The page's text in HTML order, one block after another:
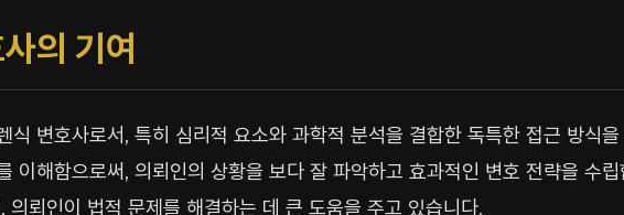
의 기여
식 변호사로서, 특히 심리적 요소와 과학적 분석을 결합한 독특한 접근 방식
이해함으로써, 의뢰인의 상황을 보다 잘 파악하고 효과적인 변호 전략을 수
의뢰인이 법적 문제를 해결하는 데 큰 도움을 주고 있습니다.